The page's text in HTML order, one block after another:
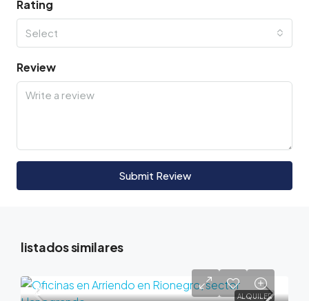
Rating
Select
Review
Submit Review
listados similares
ALQUILER
0